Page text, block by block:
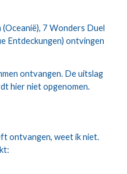
7 Wonders Duel
Entdeckungen) ontvingen
ontvangen. De uitslag
hier niet opgenomen.
ontvangen, weet ik niet.